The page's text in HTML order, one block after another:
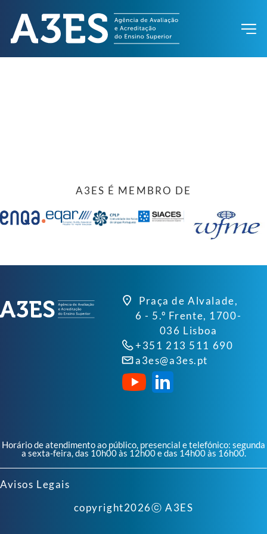
A3ES É MEMBRO DE
Praça de Alvalade,
6 - 5.º Frente, 1700-
036 Lisboa
+351 213 511 690
a3es@a3es.pt
Horário de atendimento ao público, presencial e telefónico: segunda
a sexta-feira, das 10h00 às 12h00 e das 14h00 às 16h00.
Avisos Legais
copyright2026ⓒ A3ES